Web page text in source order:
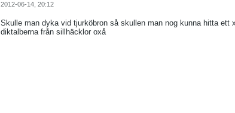
2012-06-14, 20:12
Skulle man dyka vid tjurköbron så skullen man nog kunna hitta
diktalberna från sillhäcklor oxå